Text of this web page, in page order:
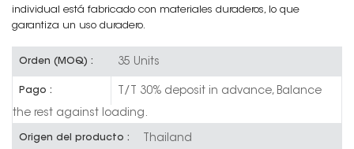
individual está fabricado con materiales duraderos, lo que
garantiza un uso duradero.
Orden (MOQ) : 35 Units
Pago : T/T 30% deposit in advance, Balance
the rest against loading.
Origen del producto : Thailand